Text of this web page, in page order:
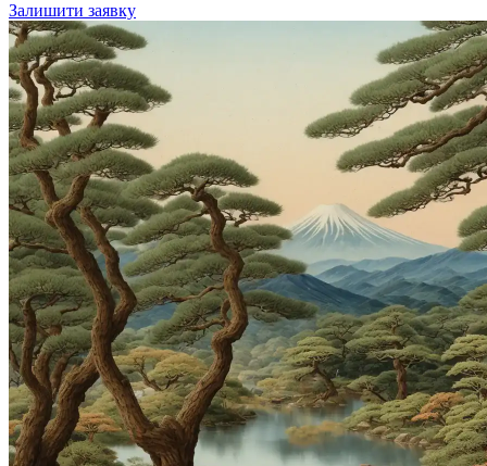
Залишити заявку